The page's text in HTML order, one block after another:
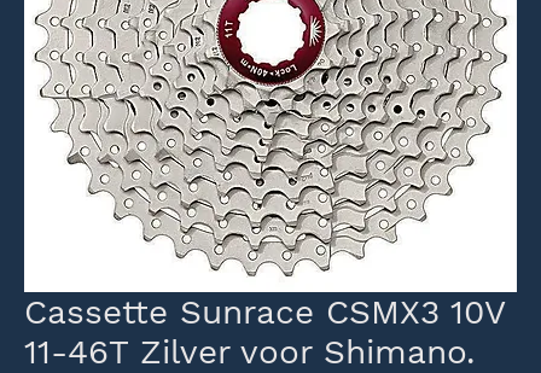
Cassette Sunrace CSMX3 10V
11-46T Zilver voor Shimano.